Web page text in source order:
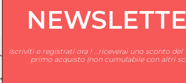
iscriviti e registrati ora ! ...riceverai uno sconto del
primo acquisto (non cumulabile con altri